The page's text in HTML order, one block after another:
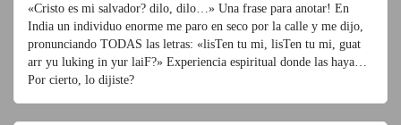
«Cristo es mi salvador? dilo, dilo…» Una frase para anotar! En
India un individuo enorme me paro en seco por la calle y me dijo,
pronunciando TODAS las letras: «lisTen tu mi, lisTen tu mi, guat
arr yu luking in yur laiF?» Experiencia espiritual donde las haya…
Por cierto, lo dijiste?